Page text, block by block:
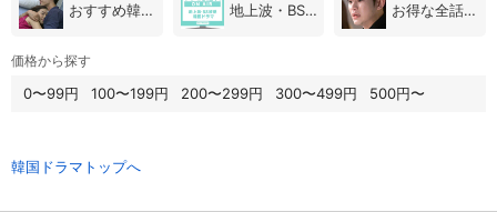
おすすめ韓国ドラマ 地上波・BS放送（韓国ドラマ） お得な全話パック
価格から探す
0〜99円 100〜199円 200〜299円 300〜499円 500円〜
韓国ドラマトップへ